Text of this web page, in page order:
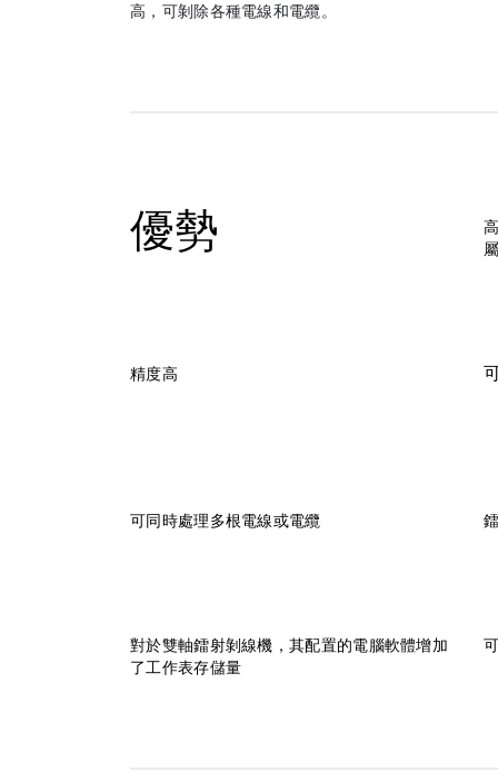
高，可剝除各種電線和電纜。
優勢
精度高
可同時處理多根電線或電纜
對於雙軸鐳射剝線機，其配置的電腦軟體增加
了工作表存儲量